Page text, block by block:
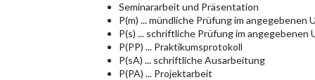
Seminararbeit und Präsentation
P(m) ... mündliche Prüfung im angegebenen
P(s) ... schriftliche Prüfung im angegebenen
P(PP) ... Praktikumsprotokoll
P(sA) ... schriftliche Ausarbeitung
P(PA) ... Projektarbeit